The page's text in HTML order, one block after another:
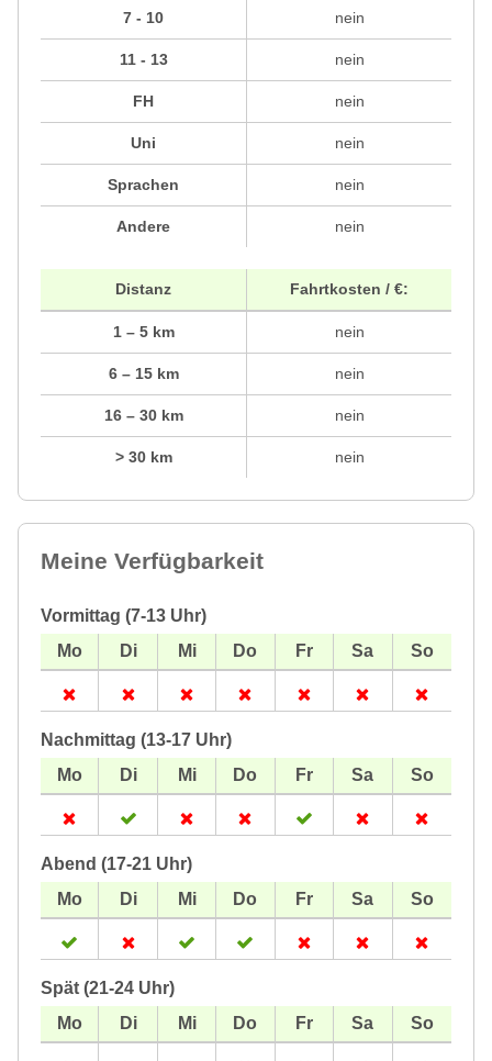
7 - 10
11 - 13
FH
Uni
Sprachen
Andere
nein
nein
nein
nein
nein
nein
Distanz
1 – 5 km
6 – 15 km
16 – 30 km
> 30 km
Fahrtkosten / €:
nein
nein
nein
nein
Meine Verfügbarkeit
Vormittag (7-13 Uhr)
Nachmittag (13-17 Uhr)
Abend (17-21 Uhr)
Spät (21-24 Uhr)